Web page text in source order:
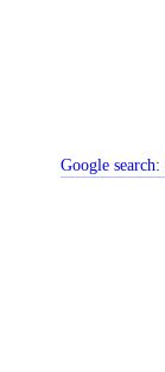
Google search: